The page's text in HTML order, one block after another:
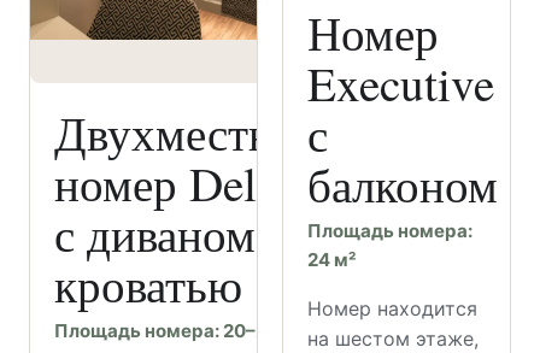
Двухместный
номер Deluxe
с диваном-
кроватью
Площадь номера: 20–22 м²
Номер
Executive
с
балконом
Площадь номера:
24 м²
Номер находится
на шестом этаже,